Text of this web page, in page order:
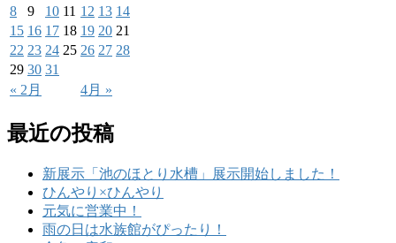
« 2月 4月 »
8
9 10 11 12 13 14
15 16 17 18 19 20 21
22 23 24 25 26 27 28
29 30 31
最近の投稿
新展示「池のほとり水槽」展示開始しました！
ひんやり×ひんやり
元気に営業中！
雨の日は水族館がぴったり！